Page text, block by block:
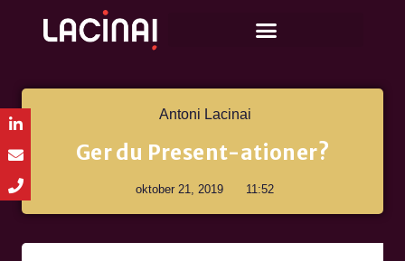
Antoni Lacinai
Ger du Present-ationer?
oktober 21, 2019 11:52